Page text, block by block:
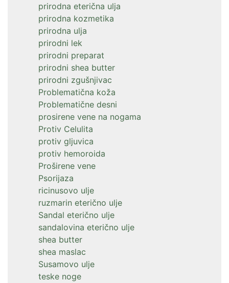
prirodna eterična ulja
prirodna kozmetika
prirodna ulja
prirodni lek
prirodni preparat
prirodni shea butter
prirodni zgušnjivac
Problematična koža
Problematične desni
prosirene vene na nogama
Protiv Celulita
protiv gljuvica
protiv hemoroida
Proširene vene
Psorijaza
ricinusovo ulje
ruzmarin eterično ulje
Sandal eterično ulje
sandalovina eterično ulje
shea butter
shea maslac
Susamovo ulje
teske noge